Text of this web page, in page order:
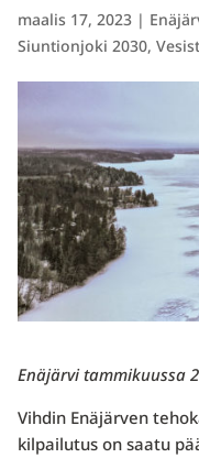
maalis 17, 2023|
Siuntionjoki 2030,
Enäjärvi tammikuussa
Vihdin Enäjärven
kilpailutus on saatu